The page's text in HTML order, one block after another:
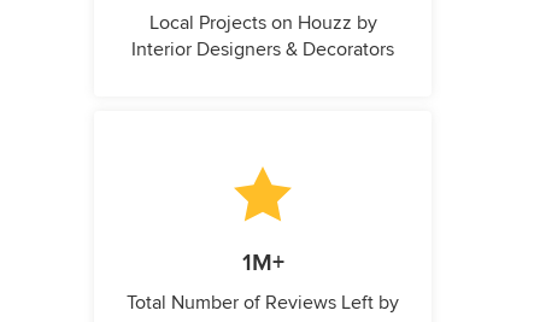
Local Projects on Houzz by
Interior Designers & Decorators
1M+
Total Number of Reviews Left by